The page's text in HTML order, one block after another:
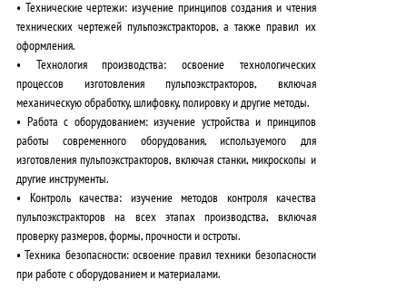
• Технические чертежи: изучение принципов создания и чтения
технических чертежей пульпоэкстракторов, а также правил их
оформления.
• Технология производства: освоение технологических
процессов изготовления пульпоэкстракторов, включая
механическую обработку, шлифовку, полировку и другие методы.
• Работа с оборудованием:изучение устройства и принципов
работы современного оборудования, используемого для
изготовления пульпоэкстракторов, включая станки, микроскопы и
другие инструменты.
• Контроль качества: изучение методов контроля качества
пульпоэкстракторов на всех этапах производства, включая
проверку размеров, формы, прочности и остроты.
•Техника безопасности:освоение правил техники безопасности
при работе с оборудованием и материалами.